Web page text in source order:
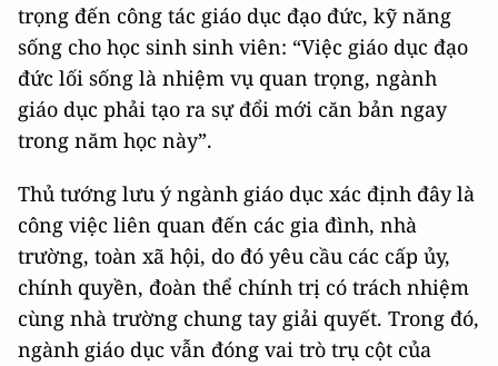
trọng đến công tác giáo dục đạo đức, kỹ năng
sống cho học sinh sinh viên: “Việc giáo dục đạo
đức lối sống là nhiệm vụ quan trọng, ngành
giáo dục phải tạo ra sự đổi mới căn bản ngay
trong năm học này”.
Thủ tướng lưu ý ngành giáo dục xác định đây là
công việc liên quan đến các gia đình, nhà
trường, toàn xã hội, do đó yêu cầu các cấp ủy,
chính quyền, đoàn thể chính trị có trách nhiệm
cùng nhà trường chung tay giải quyết. Trong đó,
ngành giáo dục vẫn đóng vai trò trụ cột của